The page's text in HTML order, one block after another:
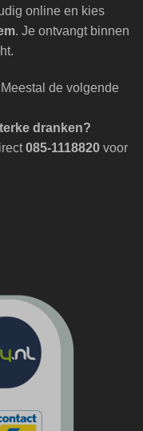
online en kies
. Je ontvangt binnen
Meestal de volgende
dranken?
085-1118820 voor